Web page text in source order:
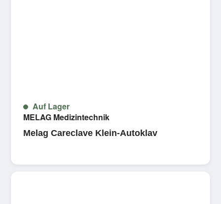
Auf Lager
MELAG Medizintechnik
Melag Careclave Klein-Autoklav